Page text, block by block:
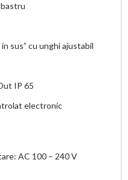
sus” cu unghi ajustabil
IP 65
electronic
AC 100 – 240 V